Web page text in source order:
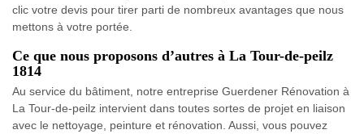
clic votre devis pour tirer parti de nombreux avantages que nous
mettons à votre portée.
Ce que nous proposons d’autres à La Tour-de-peilz
1814
Au service du bâtiment, notre entreprise Guerdener Rénovation à
La Tour-de-peilz intervient dans toutes sortes de projet en liaison
avec le nettoyage, peinture et rénovation. Aussi, vous pouvez